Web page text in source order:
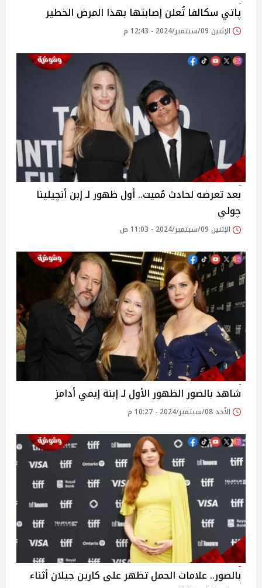
پاتي سكالفا تُعلن إصابتها بهذا المرض الخطير
الإثنين 09/سبتمبر/2024 - 12:43 م
بعد تعرضه لحادث مُميت.. أول ظهور لـ إبن أنچيلينا
چولي
الإثنين 09/سبتمبر/2024 - 11:03 ص
شاهد بالصور الظهور الأول لـ إبنة إيمي أدامز
الأحد 08/سبتمبر/2024 - 10:27 م
بالصور.. علامات الحمل تظهر على كارين جيلان أثناء